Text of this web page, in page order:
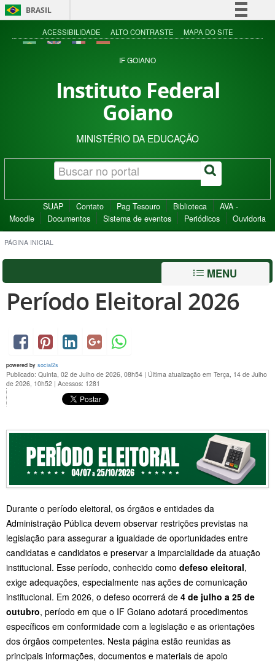
BRASIL
Simplifique!
Acesso à informação
ACESSIBILIDADE ALTO CONTRASTE MAPA DO SITE
IF GOIANO
Instituto Federal
Goiano
MINISTÉRIO DA EDUCAÇÃO
SUAP Contato Pag Tesouro Biblioteca
AVA -
Moodle
Documentos Sistema de eventos Periódicos Ouvidoria
PÁGINA INICIAL
MENU
Período Eleitoral 2026
powered by social2s
Publicado: Quinta, 02 de Julho de 2026, 08h54 | Última atualização em Terça, 14 de Julho
de 2026, 10h52 | Acessos: 1281
Durante o período eleitoral, os órgãos e entidades da
Administração Pública devem observar restrições previstas na
legislação para assegurar a igualdade de oportunidades entre
candidatas e candidatos e preservar a imparcialidade da atuação
institucional. Esse período, conhecido como defeso eleitoral,
exige adequações, especialmente nas ações de comunicação
institucional. Em 2026, o defeso ocorrerá de 4 de julho a 25 de
outubro, período em que o IF Goiano adotará procedimentos
específicos em conformidade com a legislação e as orientações
dos órgãos competentes. Nesta página estão reunidas as
principais informações, documentos e materiais de apoio